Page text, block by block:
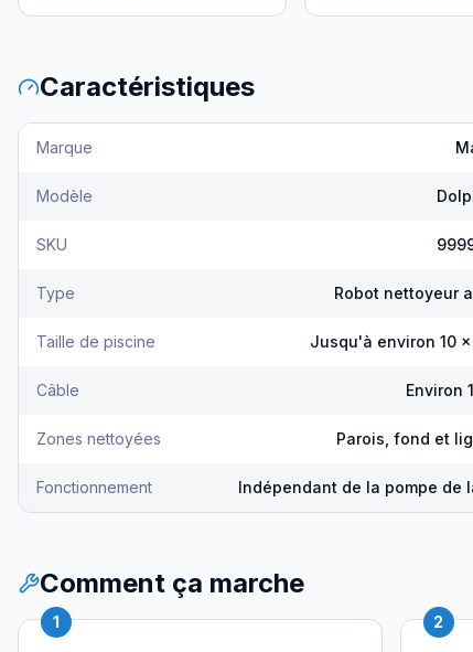
Caractéristiques
Marque
Modèle
SKU
Type Robot nettoyeur
Taille de piscine Jusqu'à environ 10
Câble Environ
Zones nettoyées Parois, fond et
Fonctionnement Indépendant de la pompe de
Comment ça marche
1 2